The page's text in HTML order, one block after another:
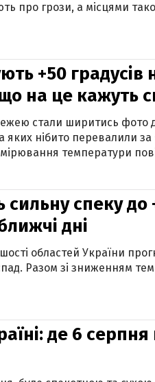
про грози, а місцями
+50
на це кажуть
стали ширитись фото
яких нібито перевалили
температури
сильну спеку до
дні
областей України
Разом зі зниженням
де 6 серпня